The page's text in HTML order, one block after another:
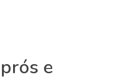
e